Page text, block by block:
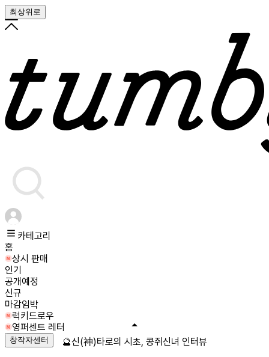
최상위로
카테고리
홈
상시 판매
인기
공개예정
신규
마감임박
럭키드로우
영퍼센트 레터
창작자센터 🔮신(神)타로의 시초, 콩쥐신녀 인터뷰